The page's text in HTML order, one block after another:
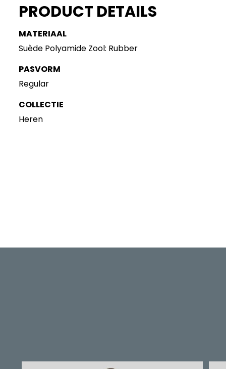
PRODUCT DETAILS
MATERIAAL
Suède Polyamide Zool: Rubber
PASVORM
Regular
COLLECTIE
Heren